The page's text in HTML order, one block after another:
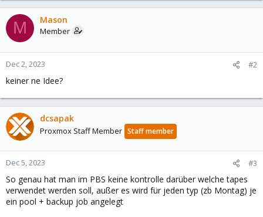
M Mason
Member
Dec 2, 2023 #2
keiner ne Idee?
dcsapak
Proxmox Staff Member Staff member
Dec 5, 2023 #3
So genau hat man im PBS keine kontrolle darüber welche tapes
verwendet werden soll, außer es wird für jeden typ (zb Montag) je
ein pool + backup job angelegt